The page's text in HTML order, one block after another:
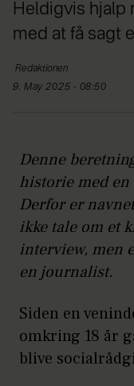
Heldigvis hjalp
med at få sagt
Redaktionen
9. May 2025 - 08:50
Denne
historie med
Derfor er
ikke tale om et
interview, men
en journalist.
Siden en
omkring 18 år
blive